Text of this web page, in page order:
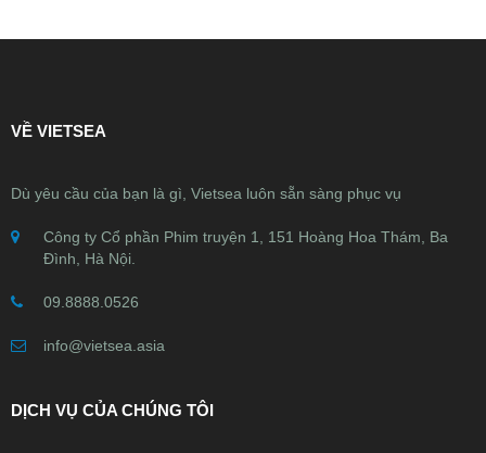
VỀ VIETSEA
Dù yêu cầu của bạn là gì, Vietsea luôn sẵn sàng phục vụ
Công ty Cổ phần Phim truyện 1, 151 Hoàng Hoa Thám, Ba
Đình, Hà Nội.
09.8888.0526
info@vietsea.asia
DỊCH VỤ CỦA CHÚNG TÔI